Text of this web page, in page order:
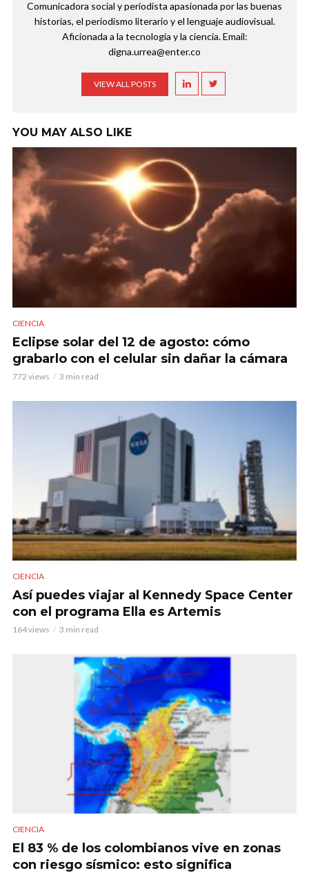
Comunicadora social y periodista apasionada por las buenas
historias, el periodismo literario y el lenguaje audiovisual.
Aficionada a la tecnología y la ciencia. Email:
digna.urrea@enter.co
VIEW ALL POSTS
YOU MAY ALSO LIKE
CIENCIA
Eclipse solar del 12 de agosto: cómo
grabarlo con el celular sin dañar la cámara
772 views 3 min read
CIENCIA
Así puedes viajar al Kennedy Space Center
con el programa Ella es Artemis
164 views 3 min read
CIENCIA
El 83 % de los colombianos vive en zonas
con riesgo sísmico: esto significa